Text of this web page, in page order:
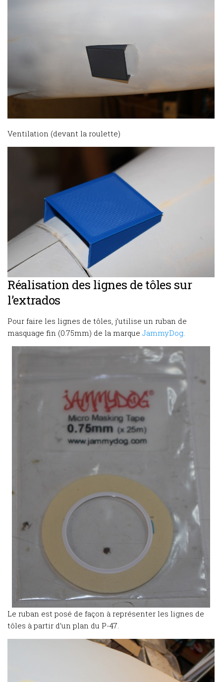
Ventilation (devant la roulette)
Réalisation des lignes de tôles sur
l’extrados
Pour faire les lignes de tôles, j’utilise un ruban de
masquage fin (0.75mm) de la marque JammyDog
Le ruban est posé de façon à représenter les lignes de
tôles à partir d’un plan du P-47.